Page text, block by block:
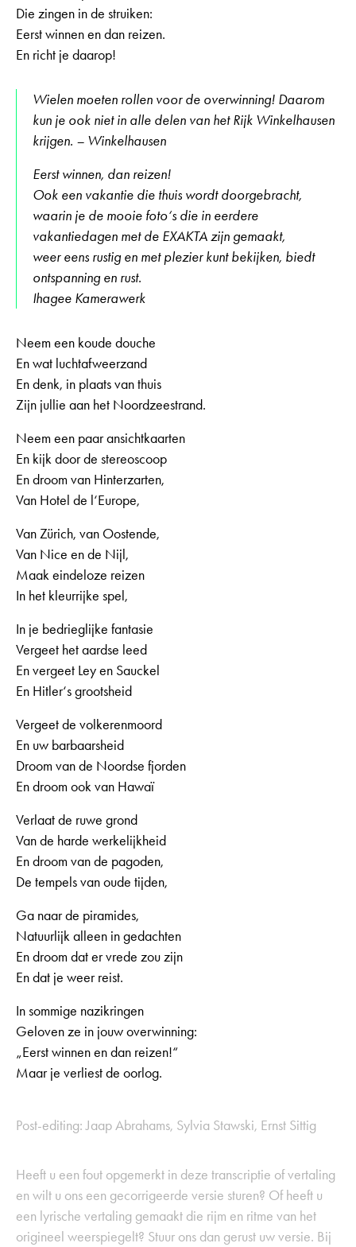
Die zingen in de struiken:
Eerst winnen en dan reizen.
En richt je daarop!
Wielen moeten rollen voor de overwinning! Daarom
kun je ook niet in alle delen van het Rijk Winkelhausen
krijgen. – Winkelhausen
Eerst winnen, dan reizen!
Ook een vakantie die thuis wordt doorgebracht,
waarin je de mooie foto‘s die in eerdere
vakantiedagen met de EXAKTA zijn gemaakt,
weer eens rustig en met plezier kunt bekijken, biedt
ontspanning en rust.
Ihagee Kamerawerk
Neem een koude douche
En wat luchtafweerzand
En denk, in plaats van thuis
Zijn jullie aan het Noordzeestrand.
Neem een paar ansichtkaarten
En kijk door de stereoscoop
En droom van Hinterzarten,
Van Hotel de l‘Europe,
Van Zürich, van Oostende,
Van Nice en de Nijl,
Maak eindeloze reizen
In het kleurrijke spel,
In je bedrieglijke fantasie
Vergeet het aardse leed
En vergeet Ley en Sauckel
En Hitler‘s grootsheid
Vergeet de volkerenmoord
En uw barbaarsheid
Droom van de Noordse fjorden
En droom ook van Hawaï
Verlaat de ruwe grond
Van de harde werkelijkheid
En droom van de pagoden,
De tempels van oude tijden,
Ga naar de piramides,
Natuurlijk alleen in gedachten
En droom dat er vrede zou zijn
En dat je weer reist.
In sommige nazikringen
Geloven ze in jouw overwinning:
„Eerst winnen en dan reizen!“
Maar je verliest de oorlog.
Post-editing: Jaap Abrahams, Sylvia Stawski, Ernst Sittig
Heeft u een fout opgemerkt in deze transcriptie of vertaling
en wilt u ons een gecorrigeerde versie sturen? Of heeft u
een lyrische vertaling gemaakt die rijm en ritme van het
origineel weerspiegelt? Stuur ons dan gerust uw versie. Bij